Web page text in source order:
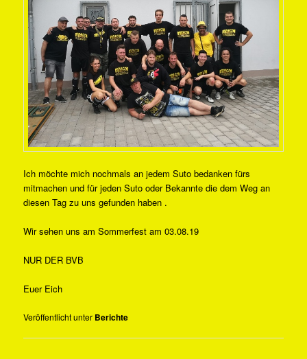
Ich möchte mich nochmals an jedem Suto bedanken fürs
mitmachen und für jeden Suto oder Bekannte die dem Weg an
diesen Tag zu uns gefunden haben .
Wir sehen uns am Sommerfest am 03.08.19
NUR DER BVB
Euer Eich
Veröffentlicht unter Berichte